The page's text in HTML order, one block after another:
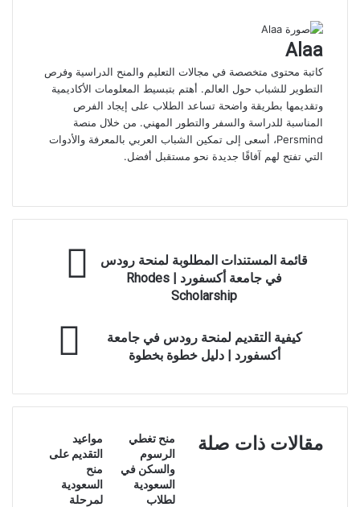
Alaa
كاتبة محتوى متخصصة في مجالات التعليم والمنح الدراسية وفرص
التطوير للشباب حول العالم. أهتم بتبسيط المعلومات الأكاديمية
وتقديمها بطريقة واضحة تساعد الطلاب على إيجاد الفرص
المناسبة للدراسة والسفر والتطور المهني. من خلال منصة
Persmind، أسعى إلى تمكين الشباب العربي بالمعرفة والأدوات
التي تفتح لهم آفاقًا جديدة نحو مستقبل أفضل.
المستندات
قائمة المستندات المطلوبة لمنحة رودس
في جامعة أكسفورد | Rhodes
Scholarship
التقديم
في
|
كيفية التقديم لمنحة رودس في جامعة
أكسفورد | دليل خطوة بخطوة
مقالات ذات صلة
منح تغطي
الرسوم
والسكن في
السعودية
لطلاب
مواعيد
التقديم على
منح
السعودية
لمرحلة